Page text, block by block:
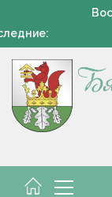
Всего 1
В
Есть